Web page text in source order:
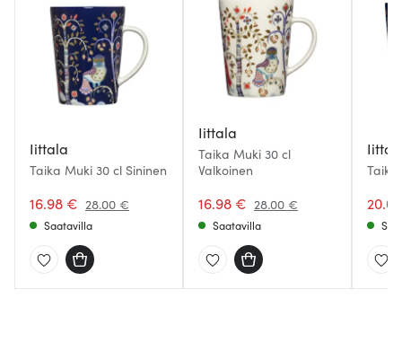
Iittala
Taika Muki 30 cl Sininen
16.98 € 28.00 €
Saatavilla
Iittala
Taika Muki 30 cl
Valkoinen
16.98 € 28.00 €
Saatavilla
Taika